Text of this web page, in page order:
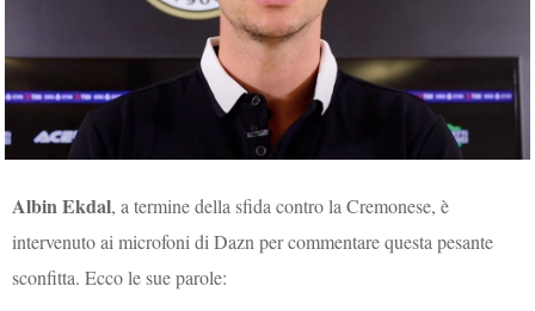
Albin Ekdal, a termine della sfida contro la Cremonese, è
intervenuto ai microfoni di Dazn per commentare questa pesante
sconfitta. Ecco le sue parole: